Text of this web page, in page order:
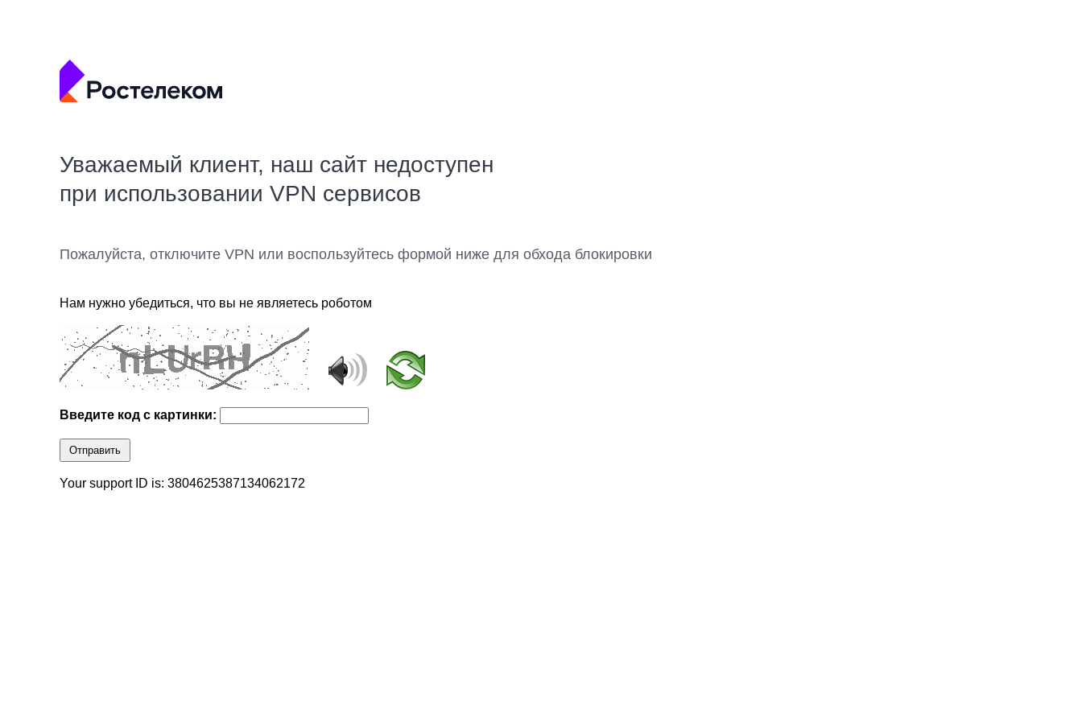
Уважаемый клиент, наш сайт недоступен
при использовании VPN сервисов
Пожалуйста, отключите VPN или воспользуйтесь формой ниже для обхода блокировки
Нам нужно убедиться, что вы не являетесь роботом
Введите код с картинки:
Отправить
Your support ID is: 3804625387134062172